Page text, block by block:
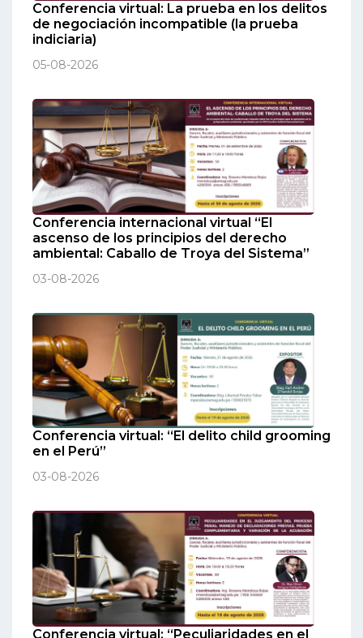
Conferencia virtual: La prueba en los delitos
de negociación incompatible (la prueba
indiciaria)
05-08-2026
Conferencia internacional virtual “El
ascenso de los principios del derecho
ambiental: Caballo de Troya del Sistema”
03-08-2026
Conferencia virtual: “El delito child grooming
en el Perú”
03-08-2026
Conferencia virtual: “Peculiaridades en el